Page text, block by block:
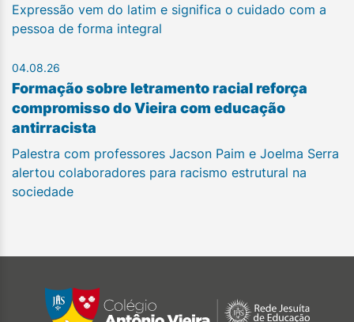
Expressão vem do latim e significa o cuidado com a
pessoa de forma integral
04.08.26
Formação sobre letramento racial reforça
compromisso do Vieira com educação
antirracista
Palestra com professores Jacson Paim e Joelma Serra
alertou colaboradores para racismo estrutural na
sociedade